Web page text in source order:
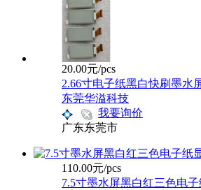
20.00元/pcs
2.66寸电子纸黑白快刷墨水
东莞华溢科技
我要询价
广东东莞市
110.00元/pcs
7.5寸墨水屏黑白红三色电